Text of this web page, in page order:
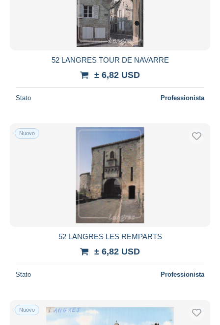
52 LANGRES TOUR DE NAVARRE
± 6,82 USD
Stato Professionista
Nuovo
52 LANGRES LES REMPARTS
± 6,82 USD
Stato Professionista
Nuovo